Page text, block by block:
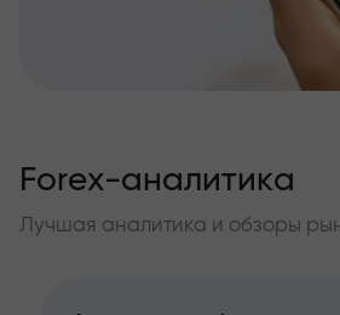
Forex-аналитика
Лучшая аналитика и обзоры